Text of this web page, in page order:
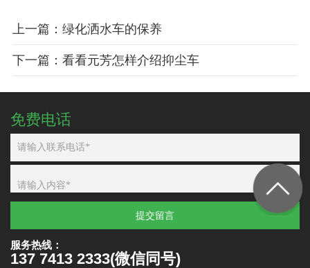
上一篇：绿化洒水车的保养
下一篇：看看元芳怎样介绍抑尘车
免费电话
提交留言
服务热线：
137 7413 2333(微信同号)